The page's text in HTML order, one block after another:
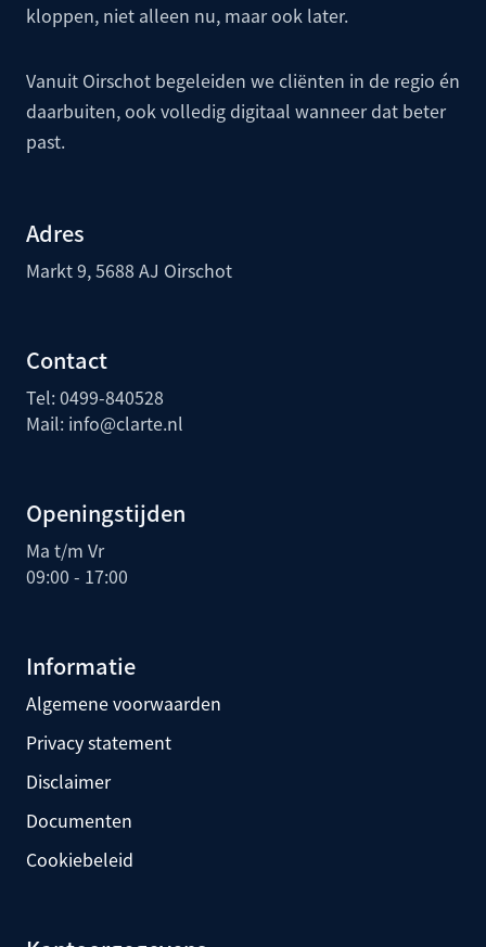
kloppen, niet alleen nu, maar ook later.
Vanuit Oirschot begeleiden we cliënten in de regio én
daarbuiten, ook volledig digitaal wanneer dat beter
past.
Adres
Markt 9, 5688 AJ Oirschot
Contact
Tel:0499-840528
Mail: info@clarte.nl
Openingstijden
Ma t/m Vr
09:00 - 17:00
Informatie
Algemene voorwaarden
Privacy statement
Disclaimer
Documenten
Cookiebeleid